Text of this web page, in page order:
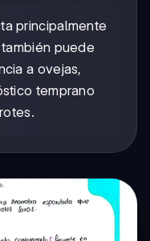
principalmente
puede
a ovejas,
temprano